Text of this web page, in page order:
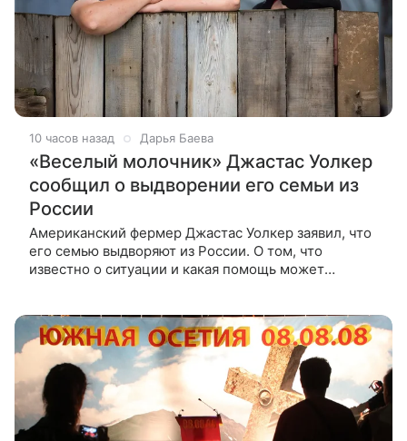
10 часов назад Дарья Баева
«Веселый молочник» Джастас Уолкер
сообщил о выдворении его семьи из
России
Американский фермер Джастас Уолкер заявил, что
его семью выдворяют из России. О том, что
известно о ситуации и какая помощь может